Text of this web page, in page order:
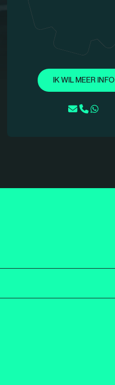
IK WIL MEER INFO